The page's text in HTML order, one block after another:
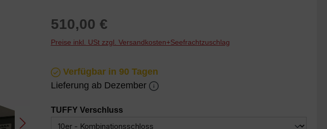
Regulärer Preis:
510,00 €
Preise inkl. USt zzgl. Versandkosten+Seefrachtzuschlag
Verfügbar in 90 Tagen
Lieferung ab Dezember
TUFFY Verschlussauswählen